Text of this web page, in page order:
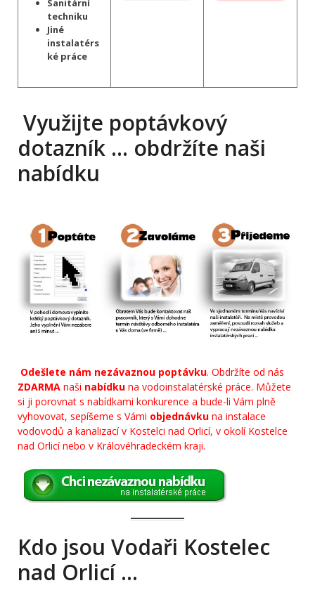
Sanitární
techniku
Jiné
instalatérs
ké práce
Využijte poptávkový
dotazník … obdržíte naši
nabídku
Odešlete nám nezávaznou poptávku. Obdržíte od nás
ZDARMA naši nabídku na vodoinstalatérské práce. Můžete
si ji porovnat s nabídkami konkurence a bude-li Vám plně
vyhovovat, sepíšeme s Vámi objednávku na instalace
vodovodů a kanalizací v Kostelci nad Orlicí, v okolí Kostelce
nad Orlicí nebo v Královéhradeckém kraji.
Kdo jsou Vodaři Kostelec
nad Orlicí …